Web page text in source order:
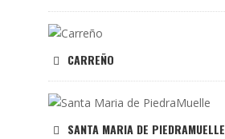
CARREÑO
SANTA MARIA DE PIEDRAMUELLE